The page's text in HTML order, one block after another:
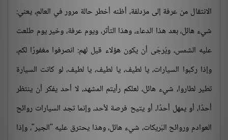
الانتقال من عرفة إلى مزدلفة، أظنه أخطر حالة مرور في العالم، يعني:
شيء هائل، بعد هذا الدعاء، وهذا التأثر، ويوم عرفة، وخير يوم طلعت
عليه الشمس، ويُرجَى أن يكون هؤلاء قيل لهم: انصرفوا مغفورًا لكم،
وإذا ركبوا السيارات، يا لطيف، يا لطيف، يا لطيف، لو كانت السيارة
تطير لطاروا، شيء هائل، لعلكم رأيتم المشهد، لا أحد يفكر أن ينتظر
أحدًا، أو يمهل أحدًا، أو يتيح فرصة لأحد، وإنما تجد السيارات روائح
العوادم وروائح البُريكات، شيء هائل، وهذا يحترق عليه "الجير"، وإذا